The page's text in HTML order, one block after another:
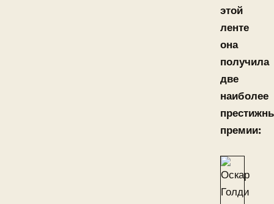
этой
ленте
она
получила
две
наиболее
премии: